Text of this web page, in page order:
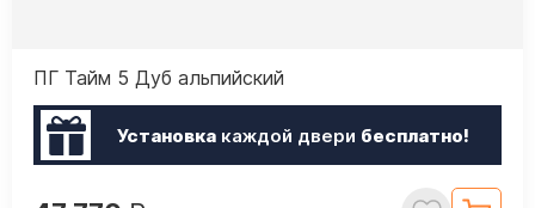
ПГ Тайм 5 Дуб альпийский
Установкакаждой двери бесплатно!